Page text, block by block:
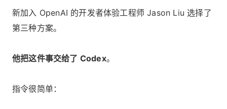
新加入 OpenAI 的开发者体验工程师 Jason Liu 选择了
第三种方案。
他把这件事交给了 Codex。
指令很简单：